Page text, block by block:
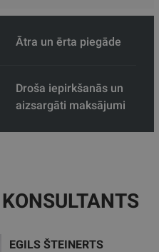
Ātra un ērta piegāde
Droša iepirkšanās un
aizsargāti maksājumi
EGILS ŠTEINERTS